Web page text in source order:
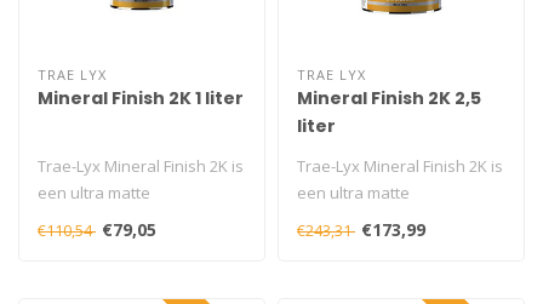
TRAE LYX
Mineral Finish 2K 1 liter
Trae-Lyx Mineral Finish 2K is
een ultra matte
watergedragen 2
componenten coatin..
€110,54 €79,05
TRAE LYX
Mineral Finish 2K 2,5
liter
Trae-Lyx Mineral Finish 2K is
een ultra matte
watergedragen 2
componenten coatin..
€243,31 €173,99